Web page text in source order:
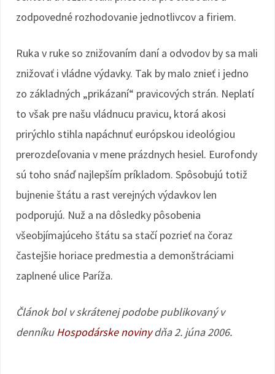
zodpovedné rozhodovanie jednotlivcov a firiem.
Ruka v ruke so znižovaním daní a odvodov by sa mali
znižovať i vládne výdavky. Tak by malo znieť i jedno
zo základných „prikázaní“ pravicových strán. Neplatí
to však pre našu vládnucu pravicu, ktorá akosi
prirýchlo stihla napáchnuť európskou ideológiou
prerozdeľovania v mene prázdnych hesiel. Eurofondy
sú toho snáď najlepším príkladom. Spôsobujú totiž
bujnenie štátu a rast verejných výdavkov len
podporujú. Nuž a na dôsledky pôsobenia
všeobjímajúceho štátu sa stačí pozrieť na čoraz
častejšie horiace predmestia a demonštráciami
zaplnené ulice Paríža.
Článok bol v skrátenej podobe publikovaný v
denníkuHospodárske novinydňa 2. júna 2006.